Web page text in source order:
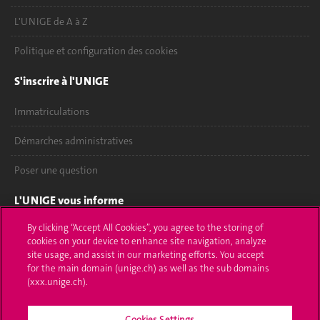
L'UNIGE de A à Z
Politique et configuration des cookies
S'inscrire à l'UNIGE
Immatriculations
Démarches administratives
Poser une question
L'UNIGE vous informe
UNIGE Mobile
Médias
Offres d'emploi
By clicking “Accept All Cookies”, you agree to the storing of
cookies on your device to enhance site navigation, analyze
site usage, and assist in our marketing efforts. You accept
for the main domain (unige.ch) as well as the sub domains
(xxx.unige.ch).